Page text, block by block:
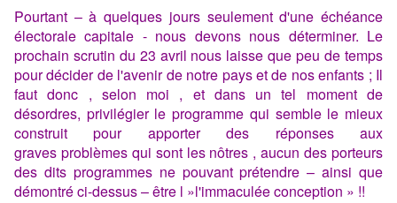
Pourtant – à quelques jours seulement d'une échéance
électorale capitale - nous devons nous déterminer. Le
prochain scrutin du 23 avril nous laisse que peu de temps
pour décider de l'avenir de notre pays et de nos enfants ; Il
faut donc , selon moi , et dans un tel moment de
désordres, privilégier le programme qui semble le mieux
construit pour apporter des réponses aux
graves problèmes qui sont les nôtres , aucun des porteurs
des dits programmes ne pouvant prétendre – ainsi que
démontré ci-dessus – être l »l'immaculée conception » !!